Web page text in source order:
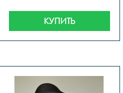
КУПИТЬ